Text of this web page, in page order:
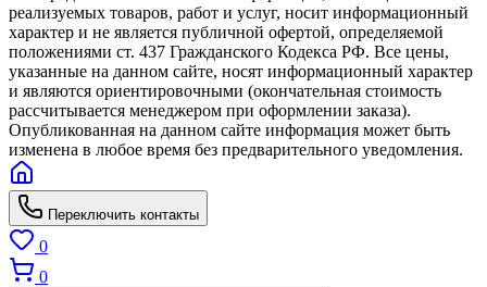
реализуемых товаров, работ и услуг, носит информационный
характер и не является публичной офертой, определяемой
положениями ст. 437 Гражданского Кодекса РФ. Все цены,
указанные на данном сайте, носят информационный характер
и являются ориентировочными (окончательная стоимость
рассчитывается менеджером при оформлении заказа).
Опубликованная на данном сайте информация может быть
изменена в любое время без предварительного уведомления.
Переключить контакты
0
0